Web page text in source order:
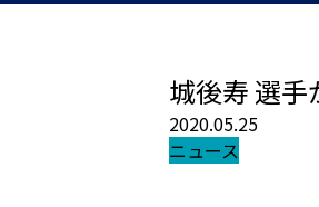
城後寿 選
2020.05.25
ニュース